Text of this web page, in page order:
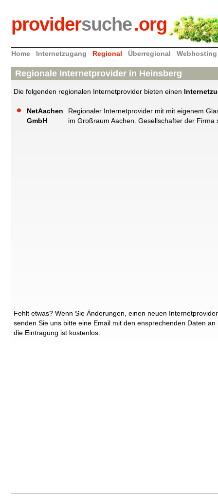
providersuche.org
Home Internetzugang Regional Überregional Webhosting
Regionale Internetprovider in Heinsberg
Die folgenden regionalen Internetprovider bieten einen
NetAachen
GmbH
Regionaler Internetprovider mit mit eigenem
im Großraum Aachen. Gesellschafter der
Fehlt etwas? Wenn Sie Änderungen, einen neuen
senden Sie uns bitte eine Email mit den ensprechenden Daten an
die Eintragung ist kostenlos.